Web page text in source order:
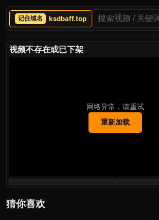
ksdbaff.top
视频不存在或已下架
网络异常，请重试
重新加载
猜你喜欢